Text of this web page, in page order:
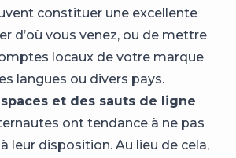
constituer une excellente
d’où vous venez, ou de mettre
locaux de votre marque
langues ou divers pays.
et des sauts de ligne
ont tendance à ne pas
leur disposition. Au lieu de cela,